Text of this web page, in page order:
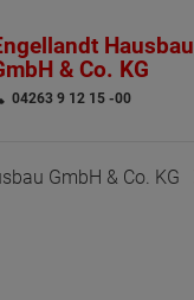
Hausbau
& Co. KG
04263 9 12 15 -00
GmbH & Co. KG